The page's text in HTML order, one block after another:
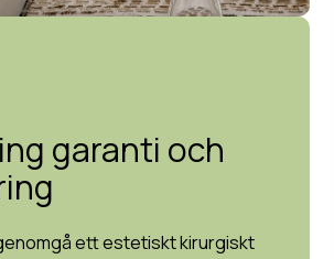
garanti och
ett estetiskt kirurgiskt